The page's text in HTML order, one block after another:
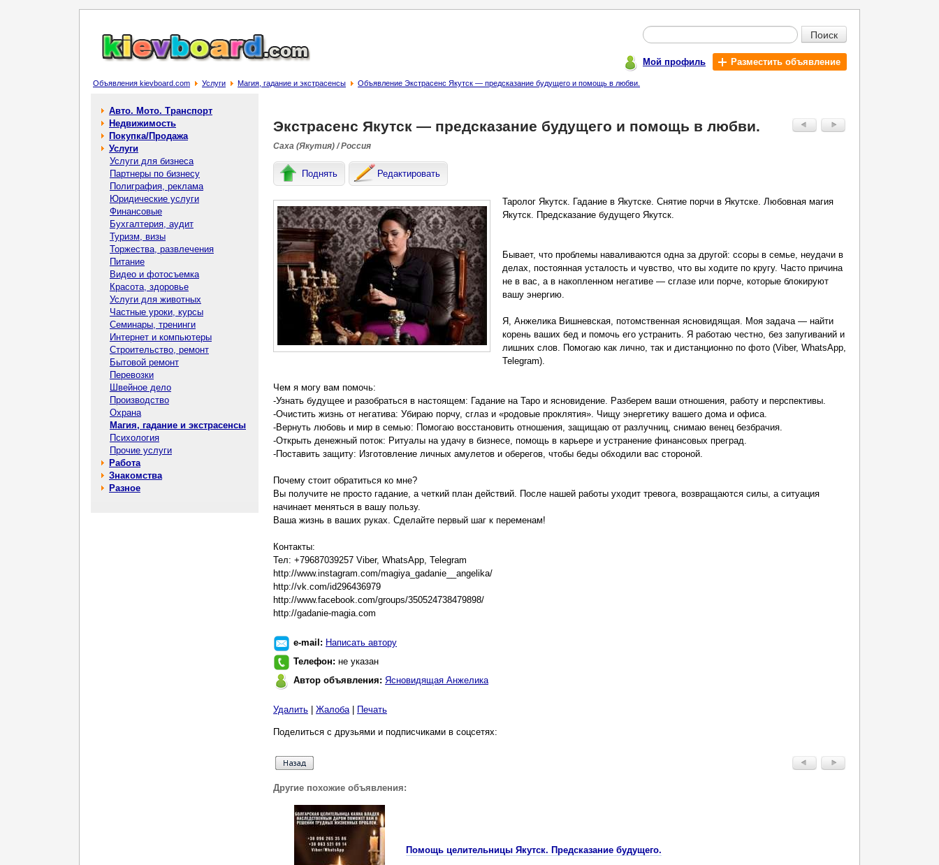
Поиск
Мой профиль Разместить объявление
Объявления kievboard.com Услуги Магия, гадание и экстрасенсы Объявление Экстрасенс Якутск — предсказание будущего и помощь в любви.
Авто. Мото. Транспорт
Недвижимость
Покупка/Продажа
Услуги
Услуги для бизнеса
Партнеры по бизнесу
Полиграфия, реклама
Юридические услуги
Финансовые
Бухгалтерия, аудит
Туризм, визы
Торжества, развлечения
Питание
Видео и фотосъемка
Красота, здоровье
Услуги для животных
Частные уроки, курсы
Семинары, тренинги
Интернет и компьютеры
Строительство, ремонт
Бытовой ремонт
Перевозки
Швейное дело
Производство
Охрана
Магия, гадание и экстрасенсы
Психология
Прочие услуги
Работа
Знакомства
Разное
Экстрасенс Якутск — предсказание будущего и помощь в любви.
Саха (Якутия) / Россия
Поднять Редактировать
Таролог Якутск. Гадание в Якутске. Снятие порчи в Якутске. Любовная магия
Якутск. Предсказание будущего Якутск.
Бывает, что проблемы наваливаются одна за другой: ссоры в семье, неудачи в
делах, постоянная усталость и чувство, что вы ходите по кругу. Часто причина
не в вас, а в накопленном негативе — сглазе или порче, которые блокируют
вашу энергию.
Я, Анжелика Вишневская, потомственная ясновидящая. Моя задача — найти
корень ваших бед и помочь его устранить. Я работаю честно, без запугиваний и
лишних слов. Помогаю как лично, так и дистанционно по фото (Viber, WhatsApp,
Telegram).
Чем я могу вам помочь:
-Узнать будущее и разобраться в настоящем: Гадание на Таро и ясновидение. Разберем ваши отношения, работу и перспективы.
-Очистить жизнь от негатива: Убираю порчу, сглаз и «родовые проклятия». Чищу энергетику вашего дома и офиса.
-Вернуть любовь и мир в семью: Помогаю восстановить отношения, защищаю от разлучниц, снимаю венец безбрачия.
-Открыть денежный поток: Ритуалы на удачу в бизнесе, помощь в карьере и устранение финансовых преград.
-Поставить защиту: Изготовление личных амулетов и оберегов, чтобы беды обходили вас стороной.
Почему стоит обратиться ко мне?
Вы получите не просто гадание, а четкий план действий. После нашей работы уходит тревога, возвращаются силы, а ситуация
начинает меняться в вашу пользу.
Ваша жизнь в ваших руках. Сделайте первый шаг к переменам!
Контакты:
Тел: +79687039257 Viber, WhatsApp, Telegram
http://www.instagram.com/magiya_gadanie__angelika/
http://vk.com/id296436979
http://www.facebook.com/groups/350524738479898/
http://gadanie-magia.com
e-mail: Написать автору
Телефон: не указан
Автор объявления: Ясновидящая Анжелика
Удалить Жалоба| Печать
Поделиться с друзьями и подписчиками в соцсетях:
Другие похожие объявления:
Помощь целительницы Якутск. Предсказание будущего.